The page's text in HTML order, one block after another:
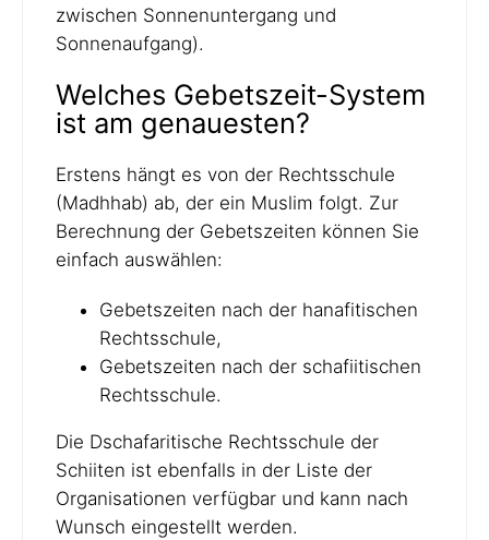
zwischen Sonnenuntergang und
Sonnenaufgang).
Welches Gebetszeit-System
ist am genauesten?
Erstens hängt es von der Rechtsschule
(Madhhab) ab, der ein Muslim folgt. Zur
Berechnung der Gebetszeiten können Sie
einfach auswählen:
Gebetszeiten nach der hanafitischen
Rechtsschule,
Gebetszeiten nach der schafiitischen
Rechtsschule.
Die Dschafaritische Rechtsschule der
Schiiten ist ebenfalls in der Liste der
Organisationen verfügbar und kann nach
Wunsch eingestellt werden.